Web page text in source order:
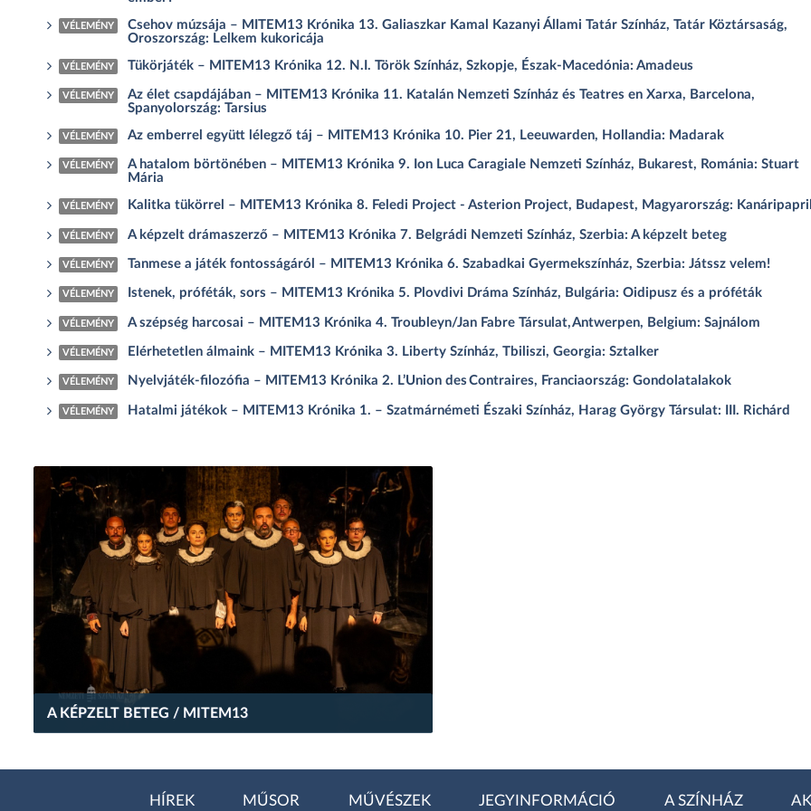
VÉLEMÉNY
Csehov múzsája – MITEM13 Krónika 13. Galiaszkar Kamal Kazanyi Állami Tatár Színház, Tatár Köztársaság,
Oroszország: Lelkem kukoricája
VÉLEMÉNY Tükörjáték – MITEM13 Krónika 12. N.I. Török Színház, Szkopje, Észak-Macedónia: Amadeus
VÉLEMÉNY
Az élet csapdájában – MITEM13 Krónika 11. Katalán Nemzeti Színház és Teatres en Xarxa, Barcelona,
Spanyolország: Tarsius
VÉLEMÉNY Az emberrel együtt lélegző táj – MITEM13 Krónika 10. Pier 21, Leeuwarden, Hollandia: Madarak
VÉLEMÉNY
A hatalom börtönében – MITEM13 Krónika 9. Ion Luca Caragiale Nemzeti Színház, Bukarest, Románia: Stuart
Mária
VÉLEMÉNY Kalitka tükörrel – MITEM13 Krónika 8. Feledi Project - Asterion Project, Budapest, Magyarország:
VÉLEMÉNY A képzelt drámaszerző – MITEM13 Krónika 7. Belgrádi Nemzeti Színház, Szerbia: A képzelt beteg
VÉLEMÉNY Tanmese a játék fontosságáról – MITEM13 Krónika 6. Szabadkai Gyermekszínház, Szerbia: Játssz velem!
VÉLEMÉNY Istenek, próféták, sors – MITEM13 Krónika 5. Plovdivi Dráma Színház, Bulgária: Oidipusz és a próféták
VÉLEMÉNY A szépség harcosai – MITEM13 Krónika 4. Troubleyn/Jan Fabre Társulat, Antwerpen, Belgium: Sajnálom
VÉLEMÉNY Elérhetetlen álmaink – MITEM13 Krónika 3. Liberty Színház, Tbiliszi, Georgia: Sztalker
VÉLEMÉNY Nyelvjáték-filozófia – MITEM13 Krónika 2. L’Union des Contraires, Franciaország: Gondolatalakok
VÉLEMÉNY Hatalmi játékok – MITEM13 Krónika 1. – Szatmárnémeti Északi Színház, Harag György Társulat: III. Richárd
A KÉPZELT BETEG / MITEM13
HÍREK MŰSOR MŰVÉSZEK JEGYINFORMÁCIÓ A SZÍNHÁZ